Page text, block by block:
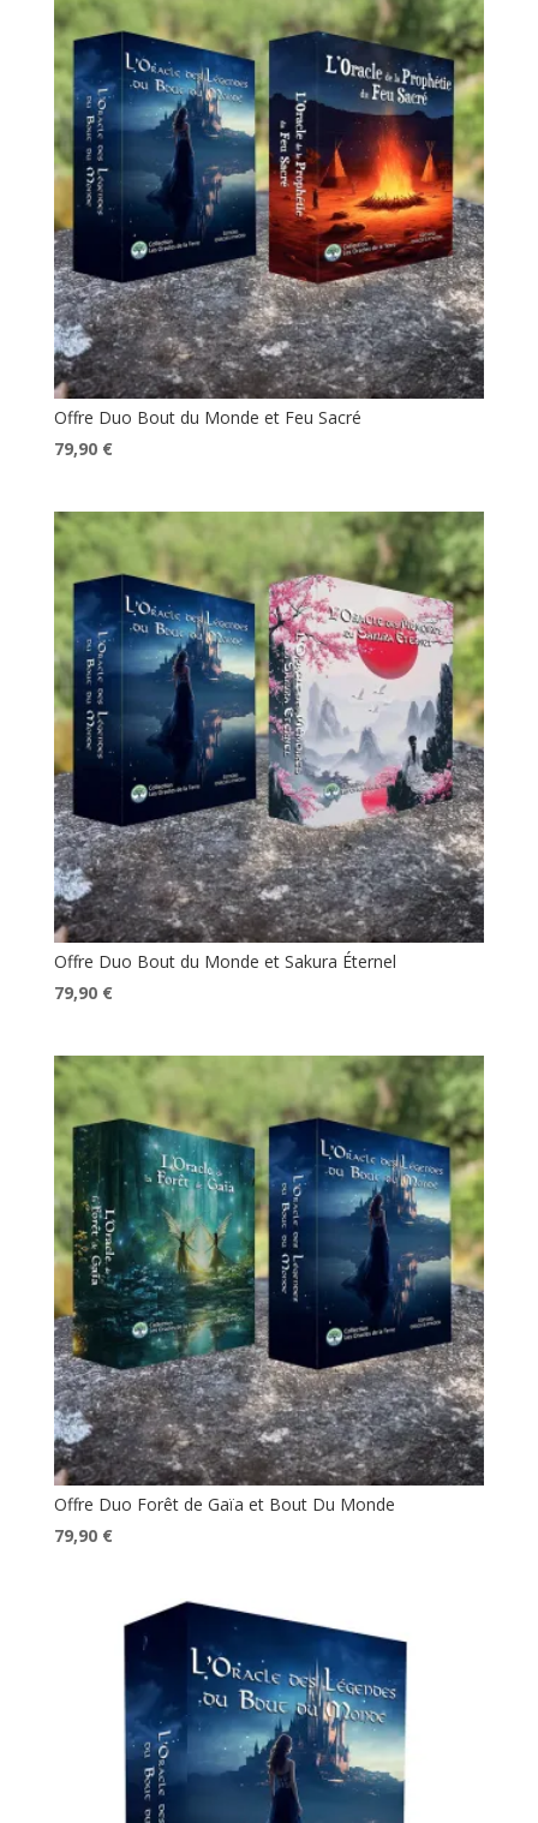
179,60 €.
149,90 €.
Offre Duo Bout du Monde et Feu Sacré
Le
était :
89,60 €.
79,90 €Le
est :
79,90 €.
Offre Duo Bout du Monde et Sakura Éternel
Le
était :
89,60 €.
79,90 €Le
est :
79,90 €.
Offre Duo Forêt de Gaïa et Bout Du Monde
Le
79,90 €Le
est :
79,90 €.